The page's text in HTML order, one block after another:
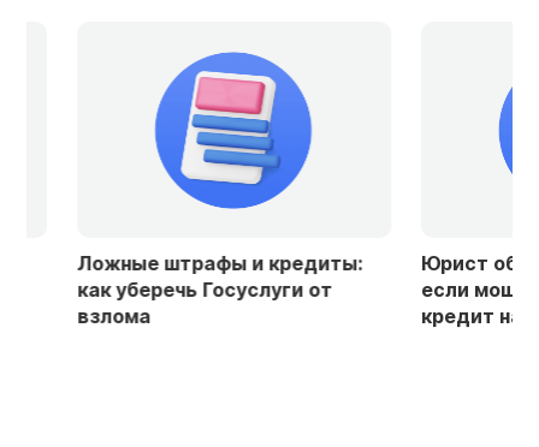
Ложные штрафы и кредиты:
как уберечь Госуслуги от
взлома
Юрист
если
кредит на ваше